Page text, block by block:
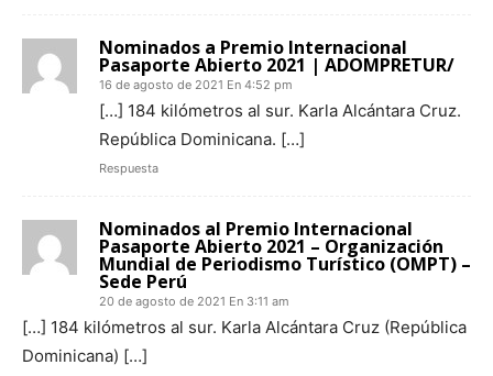
Nominados a Premio Internacional
Pasaporte Abierto 2021 | ADOMPRETUR/
16 de agosto de 2021 En 4:52 pm
[…] 184 kilómetros al sur. Karla Alcántara Cruz.
República Dominicana. […]
Respuesta
Nominados al Premio Internacional
Pasaporte Abierto 2021 – Organización
Mundial de Periodismo Turístico (OMPT) –
Sede Perú
20 de agosto de 2021 En 3:11 am
[…] 184 kilómetros al sur. Karla Alcántara Cruz (República
Dominicana) […]